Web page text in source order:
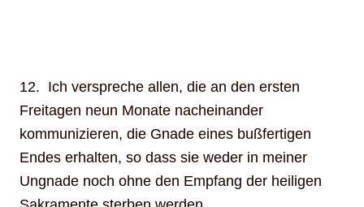
12. Ich verspreche allen, die an den ersten
Freitagen neun Monate nacheinander
kommunizieren, die Gnade eines bußfertigen
Endes erhalten, so dass sie weder in meiner
Ungnade noch ohne den Empfang der heiligen